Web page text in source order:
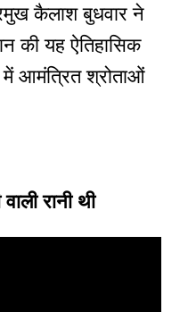
कैलाश बुधवार ने
की यह ऐतिहासिक
आमंत्रित श्रोताओं
रानी थी